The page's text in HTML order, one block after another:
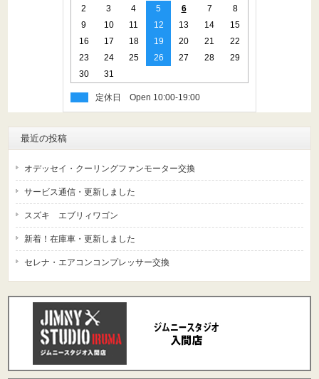
2
3 4 5 6 7
8
9
10 11 12 13 14
15
16
17 18 19 20 21
22
23
24 25 26 27 28
29
30
31
定休日
最近の投稿
オデッセイ・クーリングファンモーター交換
サービス通信・更新しました
スズキ エブリィワゴン
新着！在庫車・更新しました
セレナ・エアコンコンプレッサー交換